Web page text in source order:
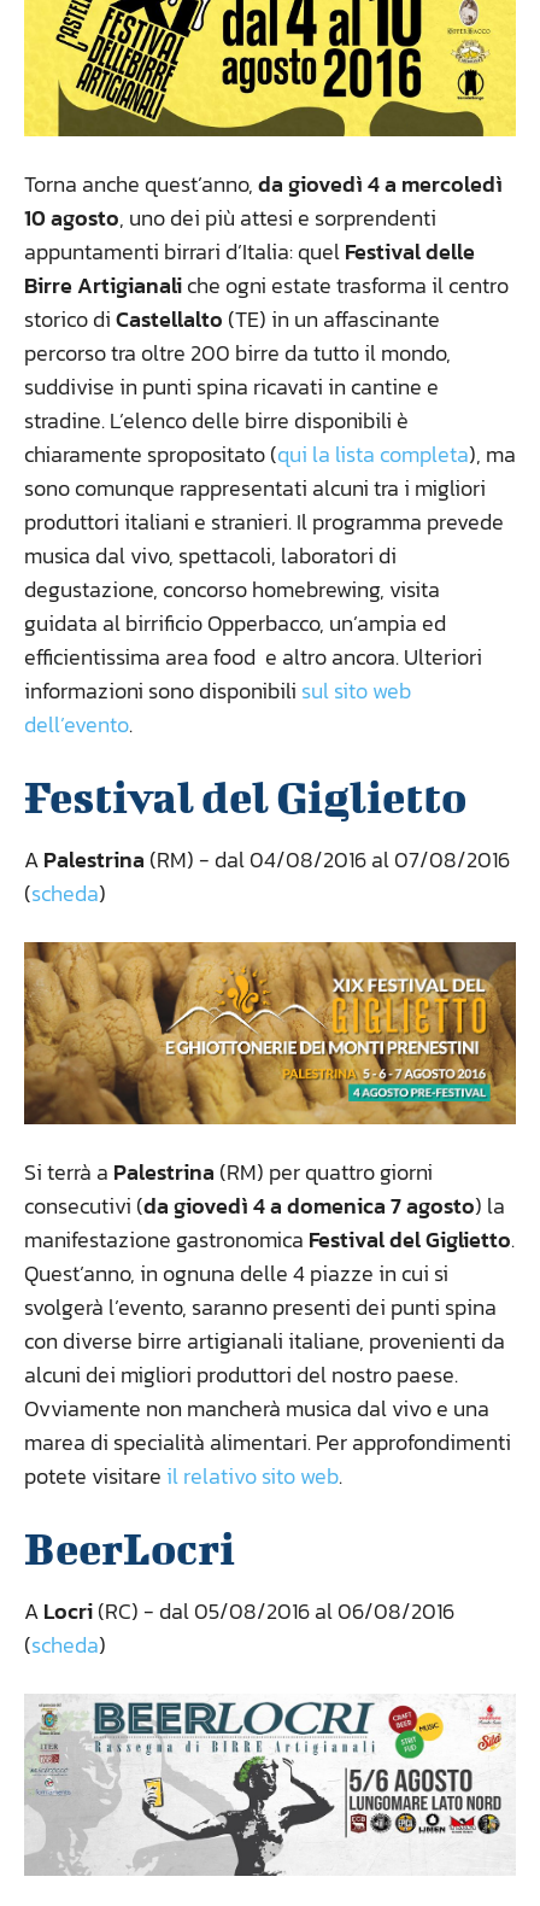
Torna anche quest’anno,da giovedì 4 a mercoledì
10 agosto, uno dei più attesi e sorprendenti
appuntamenti birrari d’Italia: quelFestival delle
Birre Artigianaliche ogni estate trasforma il centro
storico diCastellalto (TE) in un affascinante
percorso tra oltre 200 birre da tutto il mondo,
suddivise in punti spina ricavati in cantine e
stradine. L’elenco delle birre disponibili è
chiaramente spropositato (qui la lista completa), ma
sono comunque rappresentati alcuni tra i migliori
produttori italiani e stranieri. Il programma prevede
musica dal vivo, spettacoli, laboratori di
degustazione, concorso homebrewing, visita
guidata al birrificio Opperbacco, un’ampia ed
efficientissima area food e altro ancora. Ulteriori
informazioni sono disponibili sul sito web
dell’evento.
Festival del Giglietto
APalestrina (RM) - dal 04/08/2016 al 07/08/2016
(scheda)
Si terrà a Palestrina (RM) per quattro giorni
consecutivi (da giovedì 4 a domenica 7 agosto) la
manifestazione gastronomica Festival del Giglietto.
Quest’anno, in ognuna delle 4 piazze in cui si
svolgerà l’evento, saranno presenti dei punti spina
con diverse birre artigianali italiane, provenienti da
alcuni dei migliori produttori del nostro paese.
Ovviamente non mancherà musica dal vivo e una
marea di specialità alimentari. Per approfondimenti
potete visitare il relativo sito web.
BeerLocri
ALocri(RC) - dal 05/08/2016 al 06/08/2016
(scheda)